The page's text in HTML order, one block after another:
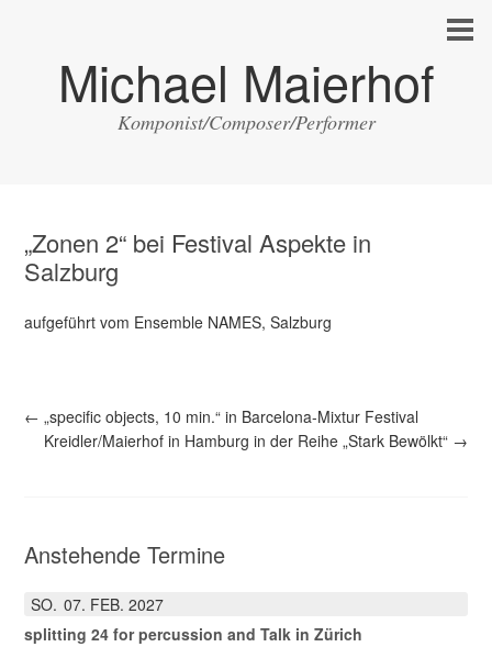
Michael Maierhof
Komponist/Composer/Performer
„Zonen 2“ bei Festival Aspekte in
Salzburg
aufgeführt vom Ensemble NAMES, Salzburg
← „specific objects, 10 min.“ in Barcelona-Mixtur Festival
Kreidler/Maierhof in Hamburg in der Reihe „Stark Bewölkt“ →
Anstehende Termine
SO. 07 FEB. 2027
splitting 24 for percussion and Talk in Zürich